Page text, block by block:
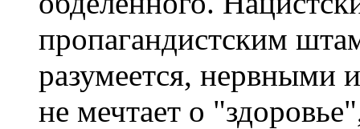
пропагандистским
разумеется, нервными
не мечтает о